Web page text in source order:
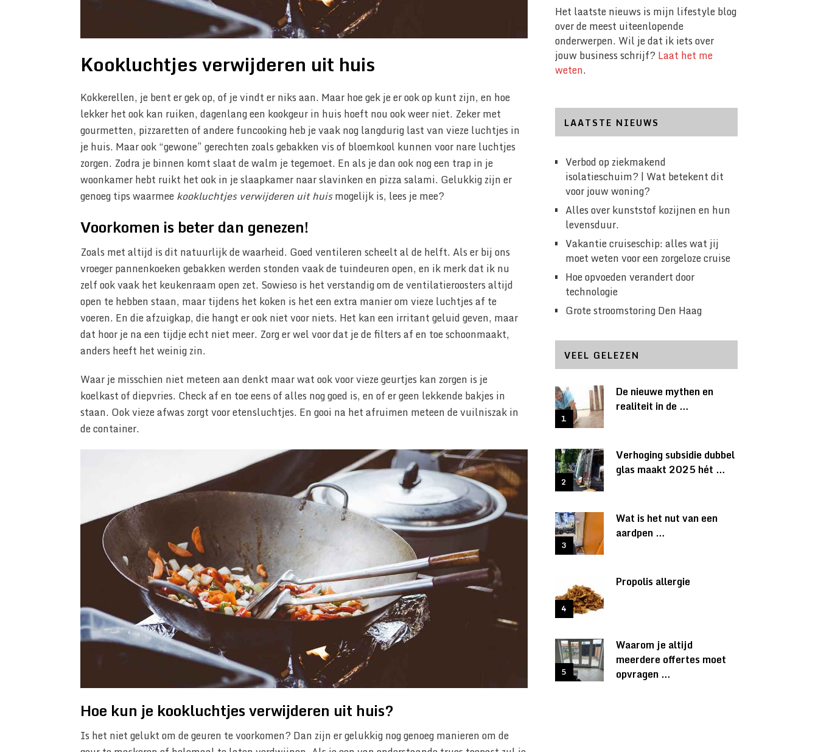
Kookluchtjes verwijderen uit huis
Kokkerellen, je bent er gek op, of je vindt er niks aan. Maar hoe gek je er ook op kunt zijn, en hoe
lekker het ook kan ruiken, dagenlang een kookgeur in huis hoeft nou ook weer niet. Zeker met
gourmetten, pizzaretten of andere funcooking heb je vaak nog langdurig last van vieze luchtjes in
je huis. Maar ook “gewone” gerechten zoals gebakken vis of bloemkool kunnen voor nare luchtjes
zorgen. Zodra je binnen komt slaat de walm je tegemoet. En als je dan ook nog een trap in je
woonkamer hebt ruikt het ook in je slaapkamer naar slavinken en pizza salami. Gelukkig zijn er
genoeg tips waarmeekookluchtjes verwijderen uit huismogelijk is, lees je mee?
Voorkomen is beter dan genezen!
Zoals met altijd is dit natuurlijk de waarheid. Goed ventileren scheelt al de helft. Als er bij ons
vroeger pannenkoeken gebakken werden stonden vaak de tuindeuren open, en ik merk dat ik nu
zelf ook vaak het keukenraam open zet. Sowieso is het verstandig om de ventilatieroosters altijd
open te hebben staan, maar tijdens het koken is het een extra manier om vieze luchtjes af te
voeren. En die afzuigkap, die hangt er ook niet voor niets. Het kan een irritant geluid geven, maar
dat hoor je na een tijdje echt niet meer. Zorg er wel voor dat je de filters af en toe schoonmaakt,
anders heeft het weinig zin.
Waar je misschien niet meteen aan denkt maar wat ook voor vieze geurtjes kan zorgen is je
koelkast of diepvries. Check af en toe eens of alles nog goed is, en of er geen lekkende bakjes in
staan. Ook vieze afwas zorgt voor etensluchtjes. En gooi na het afruimen meteen de vuilniszak in
de container.
Hoe kun je kookluchtjes verwijderen uit huis?
Is het niet gelukt om de geuren te voorkomen? Dan zijn er gelukkig nog genoeg manieren om de
Het laatste nieuws is mijn lifestyle blog
over de meest uiteenlopende
onderwerpen. Wil je dat ik iets over
jouw business schrijf? Laat het me
weten.
LAATSTE NIEUWS
Verbod op ziekmakend
isolatieschuim? | Wat betekent dit
voor jouw woning?
Alles over kunststof kozijnen en hun
levensduur.
Vakantie cruiseschip: alles wat jij
moet weten voor een zorgeloze cruise
Hoe opvoeden verandert door
technologie
Grote stroomstoring Den Haag
VEEL GELEZEN
De nieuwe mythen en
realiteit in de …
Verhoging subsidie dubbel
glas maakt 2025 hét …
Wat is het nut van een
aardpen …
Propolis allergie
Waarom je altijd
meerdere offertes moet
opvragen …